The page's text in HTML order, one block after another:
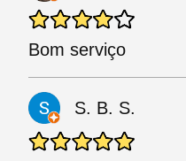
Bom serviço
S. B. S.